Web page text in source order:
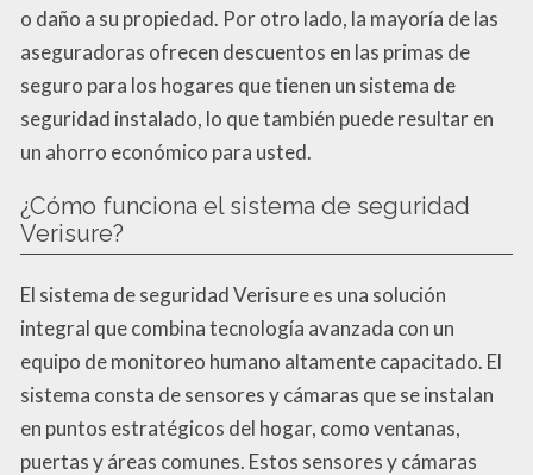
o daño a su propiedad. Por otro lado, la mayoría de las
aseguradoras ofrecen descuentos en las primas de
seguro para los hogares que tienen un sistema de
seguridad instalado, lo que también puede resultar en
un ahorro económico para usted.
¿Cómo funciona el sistema de seguridad
Verisure?
El sistema de seguridad Verisure es una solución
integral que combina tecnología avanzada con un
equipo de monitoreo humano altamente capacitado. El
sistema consta de sensores y cámaras que se instalan
en puntos estratégicos del hogar, como ventanas,
puertas y áreas comunes. Estos sensores y cámaras